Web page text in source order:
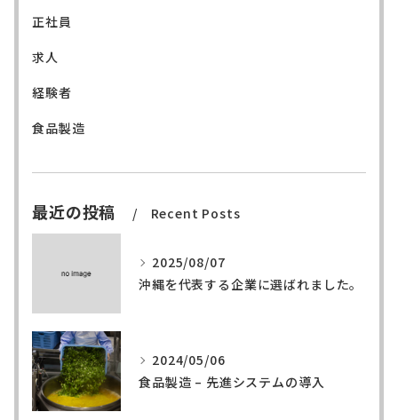
正社員
求人
経験者
食品製造
最近の投稿 Recent Posts
2025/08/07
沖縄を代表する企業に選ばれました。
2024/05/06
食品製造 – 先進システムの導入